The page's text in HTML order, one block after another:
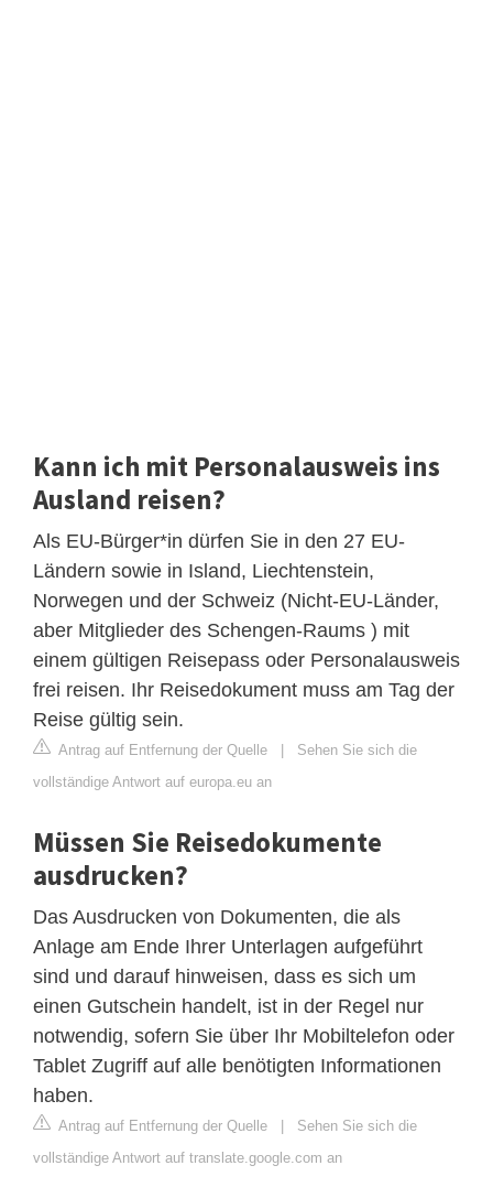
Kann ich mit Personalausweis ins
Ausland reisen?
Als EU-Bürger*in dürfen Sie in den 27 EU-
Ländern sowie in Island, Liechtenstein,
Norwegen und der Schweiz (Nicht-EU-Länder,
aber Mitglieder des Schengen-Raums ) mit
einem gültigen Reisepass oder Personalausweis
frei reisen. Ihr Reisedokument muss am Tag der
Reise gültig sein.
Antrag auf Entfernung der Quelle | Sehen Sie sich die
vollständige Antwort auf europa.eu an
Müssen Sie Reisedokumente
ausdrucken?
Das Ausdrucken von Dokumenten, die als
Anlage am Ende Ihrer Unterlagen aufgeführt
sind und darauf hinweisen, dass es sich um
einen Gutschein handelt, ist in der Regel nur
notwendig, sofern Sie über Ihr Mobiltelefon oder
Tablet Zugriff auf alle benötigten Informationen
haben.
Antrag auf Entfernung der Quelle | Sehen Sie sich die
vollständige Antwort auf translate.google.com an